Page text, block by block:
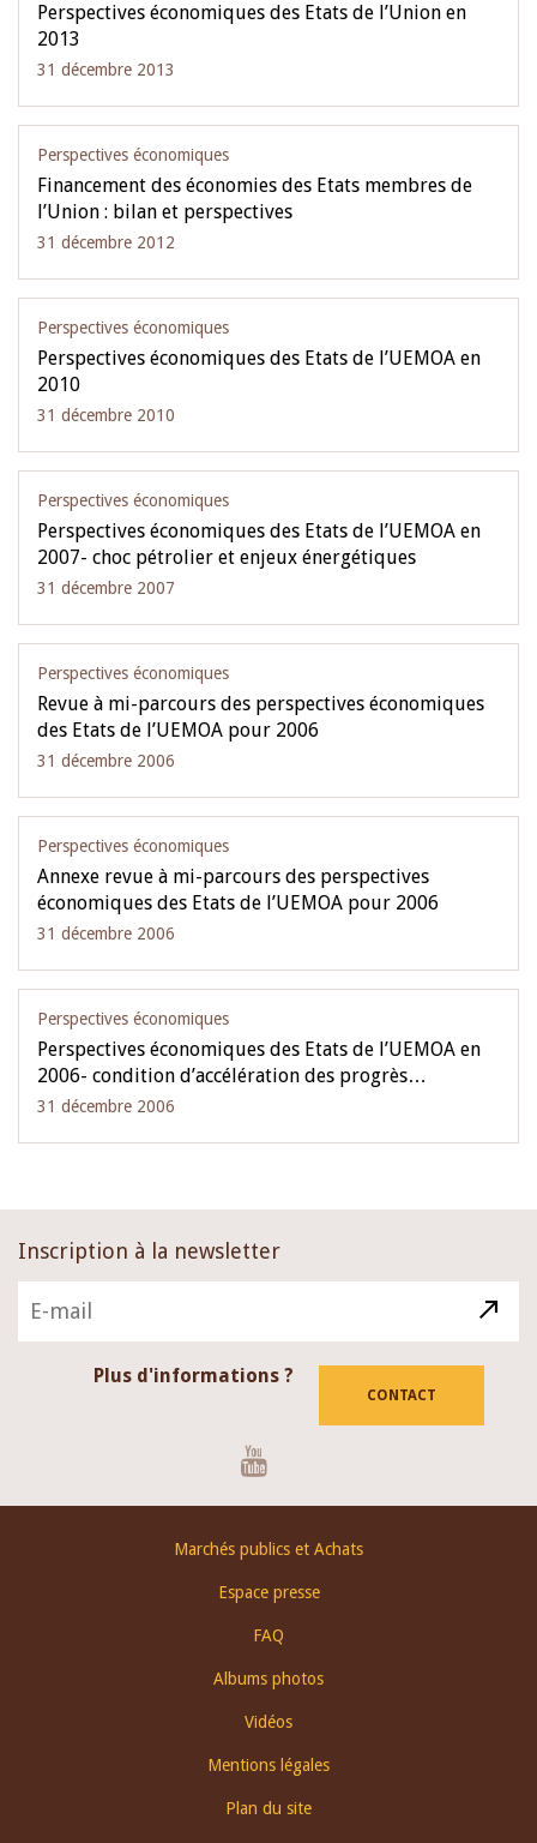
Perspectives économiques des Etats de l’Union en
2013
31 décembre 2013
Perspectives économiques
Financement des économies des Etats membres de
l’Union : bilan et perspectives
31 décembre 2012
Perspectives économiques
Perspectives économiques des Etats de l’UEMOA en
2010
31 décembre 2010
Perspectives économiques
Perspectives économiques des Etats de l’UEMOA en
2007- choc pétrolier et enjeux énergétiques
31 décembre 2007
Perspectives économiques
Revue à mi-parcours des perspectives économiques
des Etats de l’UEMOA pour 2006
31 décembre 2006
Perspectives économiques
Annexe revue à mi-parcours des perspectives
économiques des Etats de l’UEMOA pour 2006
31 décembre 2006
Perspectives économiques
Perspectives économiques des Etats de l’UEMOA en
2006- condition d’accélération des progrès…
31 décembre 2006
Inscription à la newsletter
Plus d'informations ?
CONTACT
Marchés publics et Achats
Espace presse
FAQ
Albums photos
Vidéos
Mentions légales
Plan du site